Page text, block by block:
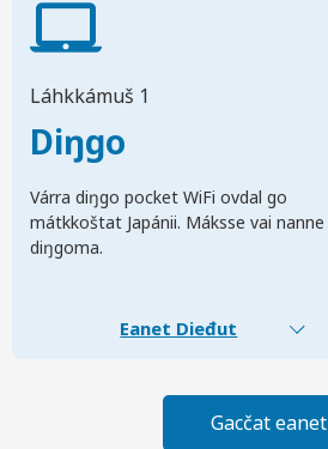
Láhkkámuš 1
Diŋgo
Várra diŋgo pocket WiFi ovdal go
mátkkoštat Japánii. Máksse vai nanne
diŋgoma.
Eanet Dieđut
Gacčat eanet